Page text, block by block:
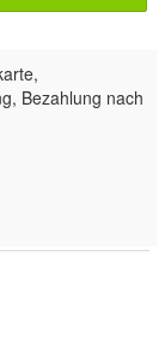
Bezahlung nach